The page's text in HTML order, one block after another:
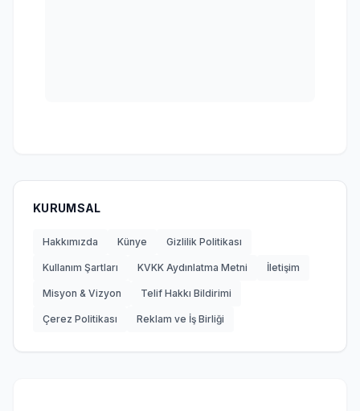
KURUMSAL
Hakkımızda Künye Gizlilik Politikası
Kullanım Şartları KVKK Aydınlatma Metni İletişim
Misyon & Vizyon Telif Hakkı Bildirimi
Çerez Politikası Reklam ve İş Birliği